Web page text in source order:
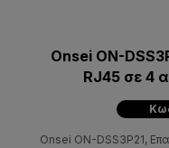
Onsei ON-
RJ45 σε 4
Onsei ON-DSS3P21,